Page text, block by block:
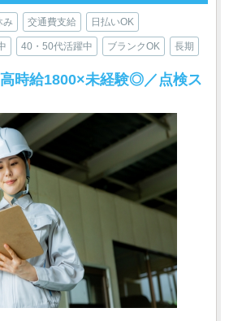
み 交通費支給 日払いOK
40・50代活躍中 ブランクOK 長期
時給1800×未経験◎／点検ス